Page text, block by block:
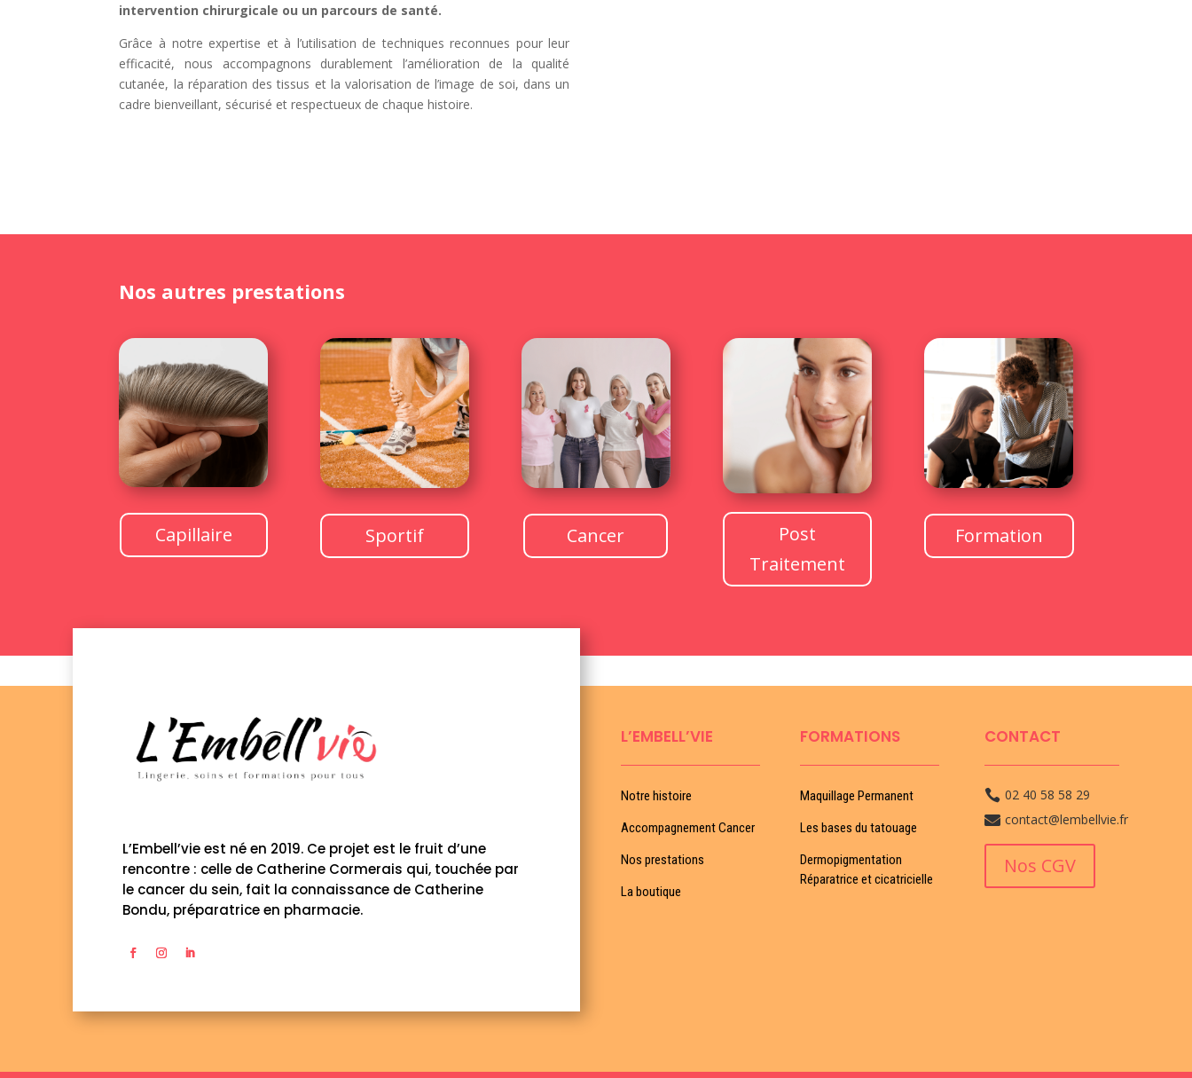
intervention chirurgicale ou un parcours de santé.
Grâce à notre expertise et à l’utilisation de techniques reconnues pour leur
efficacité, nous accompagnons durablement l’amélioration de la qualité
cutanée, la réparation des tissus et la valorisation de l’image de soi, dans un
cadre bienveillant, sécurisé et respectueux de chaque histoire.
Nos autres prestations
Capillaire Sportif Cancer
Post
Traitement
Formation
L’Embell’vie est né en 2019. Ce projet est le fruit d’une
rencontre : celle de Catherine Cormerais qui, touchée par
le cancer du sein, fait la connaissance de Catherine
Bondu, préparatrice en pharmacie.
L’EMBELL’VIE
Notre histoire
Accompagnement Cancer
Nos prestations
La boutique
FORMATIONS
Maquillage Permanent
Les bases du tatouage
Dermopigmentation
Réparatrice et cicatricielle
CONTACT
 02 40 58 58 29
 contact@lembellvie.fr
Nos CGV